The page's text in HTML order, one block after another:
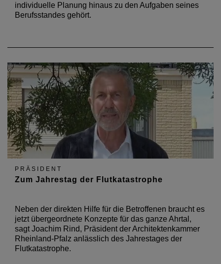
individuelle Planung hinaus zu den Aufgaben seines
Berufsstandes gehört.
PRÄSIDENT
Zum Jahrestag der Flutkatastrophe
Neben der direkten Hilfe für die Betroffenen braucht es
jetzt übergeordnete Konzepte für das ganze Ahrtal,
sagt Joachim Rind, Präsident der Architektenkammer
Rheinland-Pfalz anlässlich des Jahrestages der
Flutkatastrophe.